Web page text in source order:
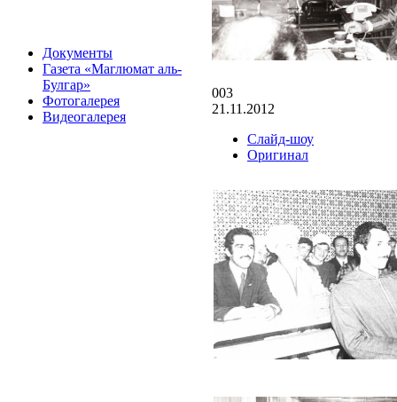
Документы
Газета «Маглюмат аль-
Булгар»
Фотогалерея
Видеогалерея
003
21.11.2012
Слайд-шоу
Оригинал